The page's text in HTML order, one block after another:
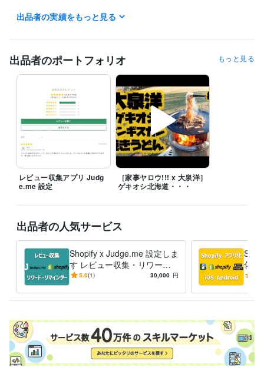
ビジネス・クリエイティブツール
BASE:5年Shopify:6年STORES:5年Moneyfoward:2年
Adobe Photoshop:10年Adobe Premiere Pro:3年
ゆっくりMovieMaker:3年Adobe Illustrator:10年
その他ツール
FileMaker:20年
出品者の実績をもっと見る
出品者のポートフォリオ もっと見る
レビュー収集アプリ Judg
e.me 設定
［家事ヤロウ!!! x 大泉洋］
ゲキオシ北海道・・・
出品者の人気サービス
Shopify x Judge.me 設定しま
す レビュー収集・リワー
ド・リマインダーを自動化し
5.0(1) 30,000 円
化し
C サ